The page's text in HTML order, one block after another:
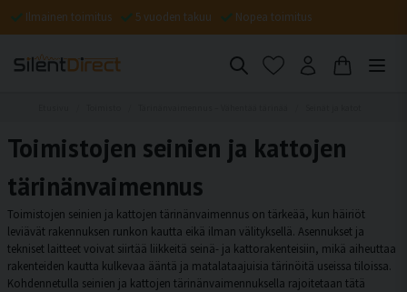
Ilmainen toimitus 5 vuoden takuu Nopea toimitus
Toimistojen seinien ja kattojen
tärinänvaimennus
Toimistojen seinien ja kattojen tärinänvaimennus on tärkeää, kun häiriöt
leviävät rakennuksen runkon kautta eikä ilman välityksellä. Asennukset ja
tekniset laitteet voivat siirtää liikkeitä seinä- ja kattorakenteisiin, mikä aiheuttaa
rakenteiden kautta kulkevaa ääntä ja matalataajuisia tärinöitä useissa tiloissa.
Kohdennetulla seinien ja kattojen tärinänvaimennuksella rajoitetaan tätä